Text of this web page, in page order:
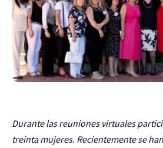
Durante las reuniones virtuales
treinta mujeres. Recientemente se